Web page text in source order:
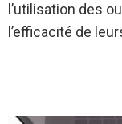
l’utilisation des
l’efficacité de